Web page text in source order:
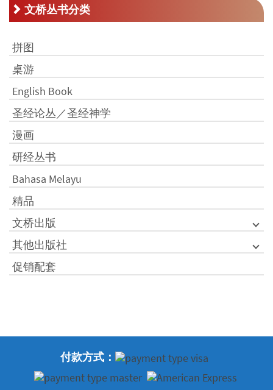
文桥丛书分类
拼图
桌游
English Book
圣经论丛／圣经神学
漫画
研经丛书
Bahasa Melayu
精品
文桥出版
其他出版社
促销配套
付款方式：